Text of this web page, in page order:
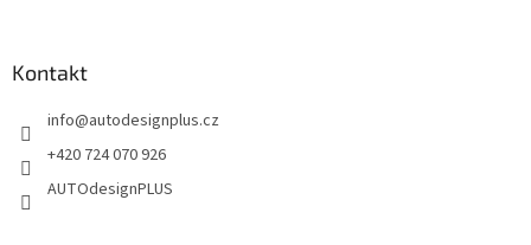
Kontakt
info@autodesignplus.cz
+420 724 070 926
AUTOdesignPLUS